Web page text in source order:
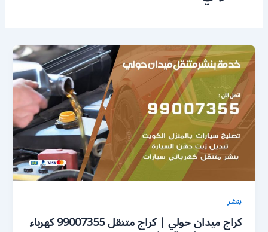
بنشر
كراج ميدان حولي | كراج متنقل 99007355 كهرباء